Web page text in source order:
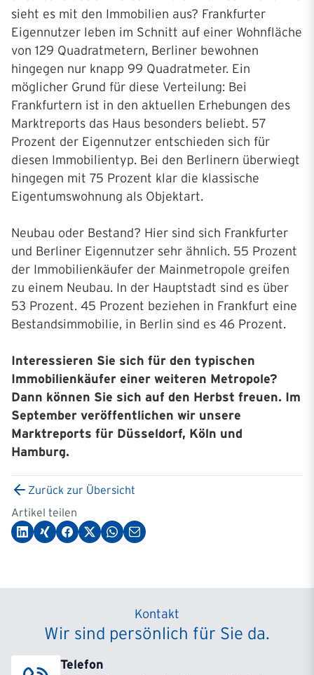
sieht es mit den Immobilien aus? Frankfurter
Eigennutzer leben im Schnitt auf einer Wohnfläche
von 129 Quadratmetern, Berliner bewohnen
hingegen nur knapp 99 Quadratmeter. Ein
möglicher Grund für diese Verteilung: Bei
Frankfurtern ist in den aktuellen Erhebungen des
Marktreports das Haus besonders beliebt. 57
Prozent der Eigennutzer entschieden sich für
diesen Immobilientyp. Bei den Berlinern überwiegt
hingegen mit 75 Prozent klar die klassische
Eigentumswohnung als Objektart.
Neubau oder Bestand? Hier sind sich Frankfurter
und Berliner Eigennutzer sehr ähnlich. 55 Prozent
der Immobilienkäufer der Mainmetropole greifen
zu einem Neubau. In der Hauptstadt sind es über
53 Prozent. 45 Prozent beziehen in Frankfurt eine
Bestandsimmobilie, in Berlin sind es 46 Prozent.
Interessieren Sie sich für den typischen
Immobilienkäufer einer weiteren Metropole?
Dann können Sie sich auf den Herbst freuen. Im
September veröffentlichen wir unsere
Marktreports für Düsseldorf, Köln und
Hamburg.
Zurück zur Übersicht
Artikel teilen
Kontakt
Wir sind persönlich für Sie da.
Telefon